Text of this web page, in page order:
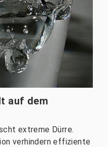
auf dem
extreme Dürre.
verhindern effiziente